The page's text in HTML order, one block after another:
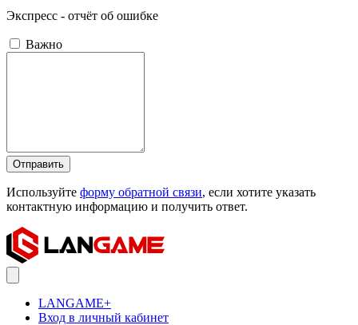
Экспресс - отчёт об ошибке
Важно
Отправить
Используйте форму обратной связи, если хотите указать
контактную информацию и получить ответ.
LANGAME+
Вход в личный кабинет